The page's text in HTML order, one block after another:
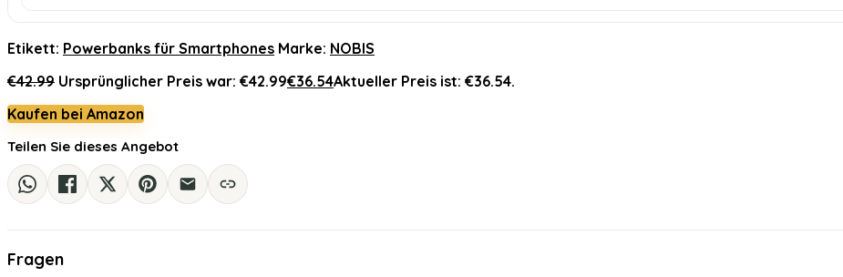
Etikett: Powerbanks für Smartphones Marke: NOBIS
€42.99 Ursprünglicher Preis war: €42.99€36.54Aktueller Preis ist: €36.54.
Kaufen bei Amazon
Teilen Sie dieses Angebot
Fragen